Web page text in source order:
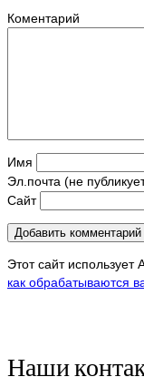
Коментарий
Имя
Эл.почта (не
Сайт
Этот сайт
как обрабатываются
Наши